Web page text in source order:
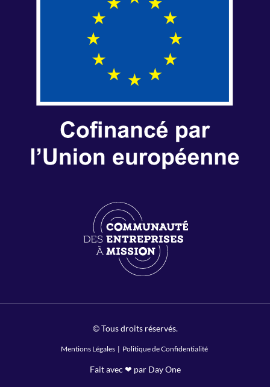
© Tous droits réservés.
Mentions Légales | Politique de Confidentialité
Fait avec ❤ par Day One